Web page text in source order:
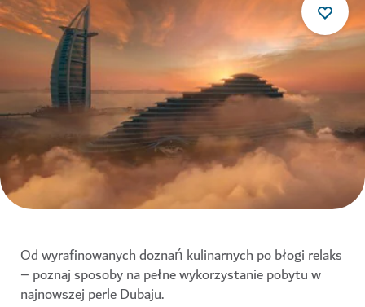
Od wyrafinowanych doznań kulinarnych po błogi relaks
– poznaj sposoby na pełne wykorzystanie pobytu w
najnowszej perle Dubaju.